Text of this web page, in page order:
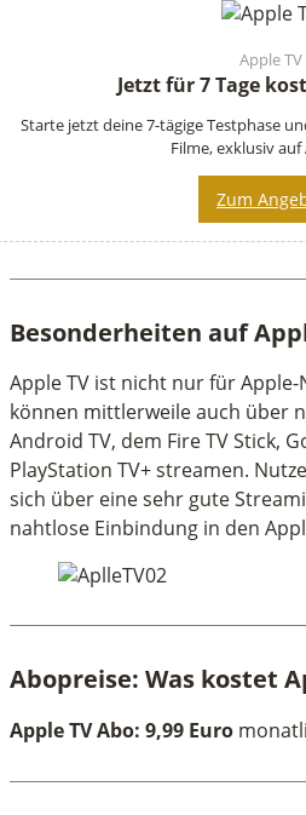
Apple TV
Jetzt für 7 Tage
Starte jetzt deine 7-tägige Testphase
Filme, exklusiv auf
Zum
Besonderheiten auf
Apple TV ist nicht nur für
können mittlerweile auch über
Android TV, dem Fire TV Stick,
PlayStation TV+ streamen.
sich über eine sehr gute
nahtlose Einbindung in den
Abopreise: Was kostet
Apple TV Abo: 9,99 Euro